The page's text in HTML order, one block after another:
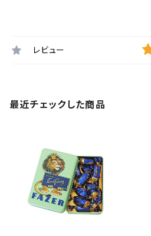
レビュー
最近チェックした商品